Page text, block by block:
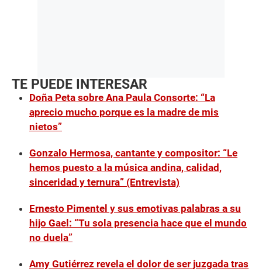
TE PUEDE INTERESAR
Doña Peta sobre Ana Paula Consorte: “La
aprecio mucho porque es la madre de mis
nietos”
Gonzalo Hermosa, cantante y compositor: “Le
hemos puesto a la música andina, calidad,
sinceridad y ternura” (Entrevista)
Ernesto Pimentel y sus emotivas palabras a su
hijo Gael: “Tu sola presencia hace que el mundo
no duela”
Amy Gutiérrez revela el dolor de ser juzgada tras